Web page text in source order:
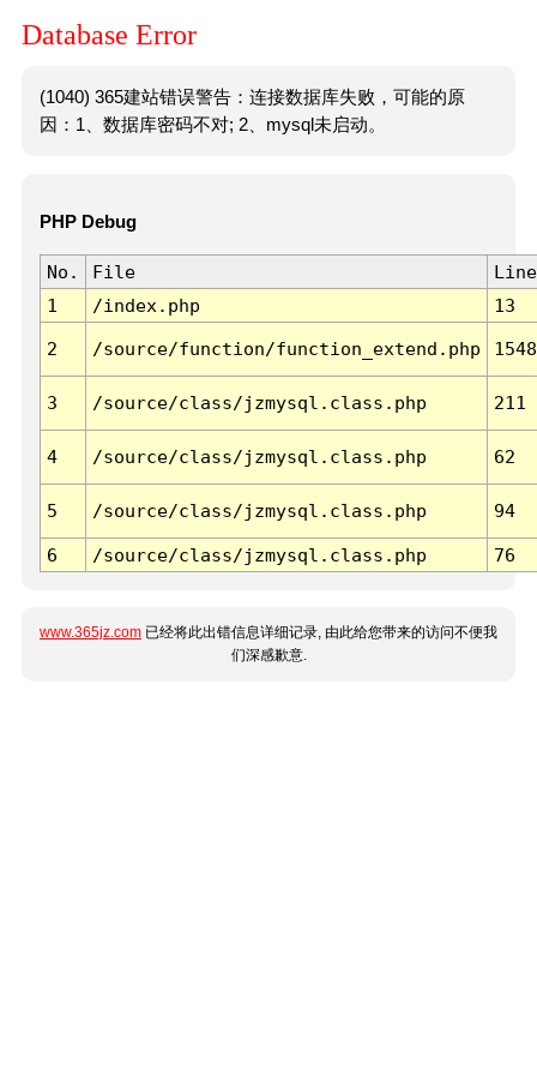
Database Error
(1040) 365建站错误警告：连接数据库失败，可能的原
因：1、数据库密码不对; 2、mysql未启动。
PHP Debug
No. File
Line
1
/index.php 13
2 /source/function/function_extend.php 1548
3 /source/class/jzmysql.class.php 211
4 /source/class/jzmysql.class.php 62
5 /source/class/jzmysql.class.php 94
6 /source/class/jzmysql.class.php 76
www.365jz.com 已经将此出错信息详细记录, 由此给您带来的访问不便我
们深感歉意.